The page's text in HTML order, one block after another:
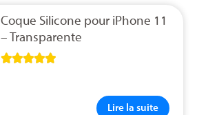
Coque Silicone pour iPhone 11
– Transparente

Lire la suite